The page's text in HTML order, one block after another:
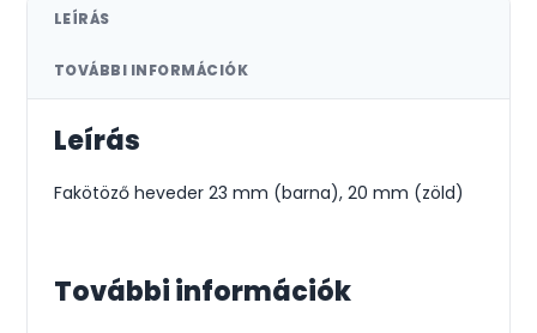
LEÍRÁS
TOVÁBBI INFORMÁCIÓK
Leírás
Fakötöző heveder 23 mm (barna), 20 mm (zöld)
További információk